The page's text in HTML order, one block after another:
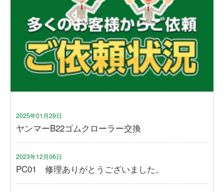
2025年01月29日
ヤンマーB22ゴムクローラー交換
2023年12月06日
PC01 修理ありがとうございました。